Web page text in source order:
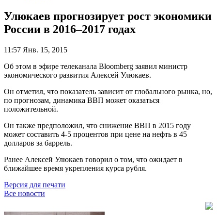
Улюкаев прогнозирует рост экономики
России в 2016–2017 годах
11:57 Янв. 15, 2015
Об этом в эфире телеканала Bloomberg заявил министр
экономического развития Алексей Улюкаев.
Он отметил, что показатель зависит от глобального рынка, но,
по прогнозам, динамика ВВП может оказаться
положительной.
Он также предположил, что снижение ВВП в 2015 году
может составить 4-5 процентов при цене на нефть в 45
долларов за баррель.
Ранее Алексей Улюкаев говорил о том, что ожидает в
ближайшее время укрепления курса рубля.
Версия для печати
Все новости